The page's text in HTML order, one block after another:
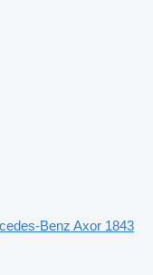
Benz Axor 1843